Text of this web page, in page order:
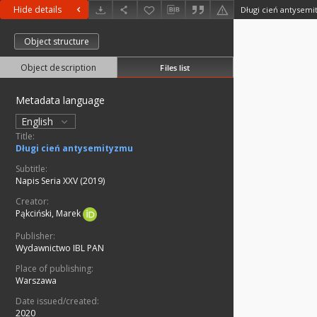
Hide details Długi cień
Object structure
Object description Files list
Metadata language
English
Title:
Długi cień antysemityzmu
Subtitle:
Napis Seria XXV (2019)
Creator:
Pąkciński, Marek
Publisher:
Wydawnictwo IBL PAN
Place of publishing:
Warszawa
Date issued/created:
2020